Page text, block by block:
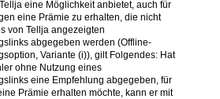
eine Möglichkeit anbietet, auch für
eine Prämie zu erhalten, die nicht
von Tellja angezeigten
abgegeben werden (Offline-
Variante (i)), gilt Folgendes: Hat
ohne Nutzung eines
eine Empfehlung abgegeben, für
Prämie erhalten möchte, kann er mit